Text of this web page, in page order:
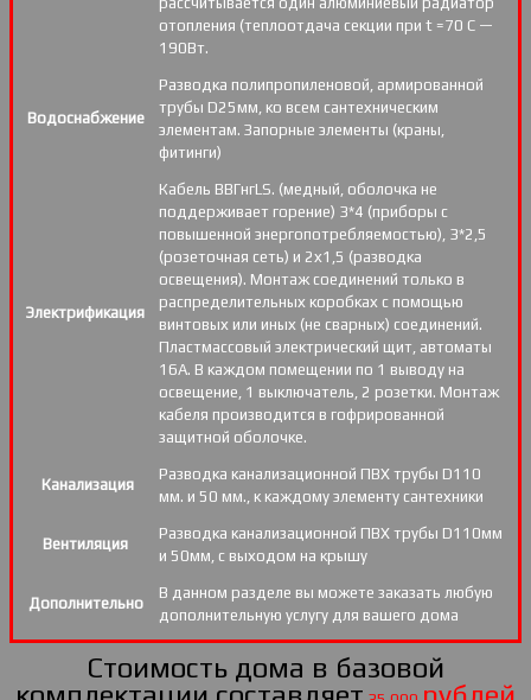
отопления (теплоотдача секции при t =70 С —
190Вт.
Водоснабжение
Разводка полипропиленовой, армированной
трубы D25мм, ко всем сантехническим
элементам. Запорные элементы (краны,
фитинги)
Электрификация
Кабель ВВГнгLS. (медный, оболочка не
поддерживает горение) 3*4 (приборы с
повышенной энергопотребляемостью), 3*2,5
(розеточная сеть) и 2х1,5 (разводка
освещения). Монтаж соединений только в
распределительных коробках с помощью
винтовых или иных (не сварных) соединений.
Пластмассовый электрический щит, автоматы
16А. В каждом помещении по 1 выводу на
освещение, 1 выключатель, 2 розетки. Монтаж
кабеля производится в гофрированной
защитной оболочке.
Канализация
Разводка канализационной ПВХ трубы D110
мм. и 50 мм., к каждому элементу сантехники
Вентиляция
Разводка канализационной ПВХ трубы D110мм
и 50мм, с выходом на крышу
Дополнительно
В данном разделе вы можете заказать любую
дополнительную услугу для вашего дома
Стоимость дома в базовой